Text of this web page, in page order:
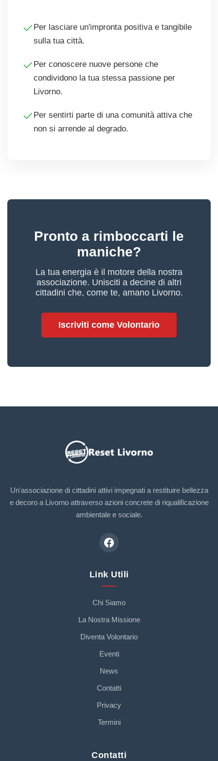
Per lasciare un'impronta positiva e tangibile
sulla tua città.
Per conoscere nuove persone che
condividono la tua stessa passione per
Livorno.
Per sentirti parte di una comunità attiva che
non si arrende al degrado.
Pronto a rimboccarti le
maniche?
La tua energia è il motore della nostra
associazione. Unisciti a decine di altri
cittadini che, come te, amano Livorno.
Iscriviti come Volontario
Un'associazione di cittadini attivi impegnati a restituire bellezza
e decoro a Livorno attraverso azioni concrete di riqualificazione
ambientale e sociale.
Link Utili
Chi Siamo
La Nostra Missione
Diventa Volontario
Eventi
News
Contatti
Privacy
Termini
Contatti